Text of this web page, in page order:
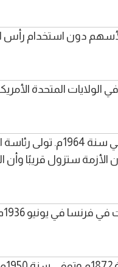
دون استخدام رأس
المتحدة
ستزول قريبًا وأن
من الإصلاحات الاجتماعية لصالح العمال.